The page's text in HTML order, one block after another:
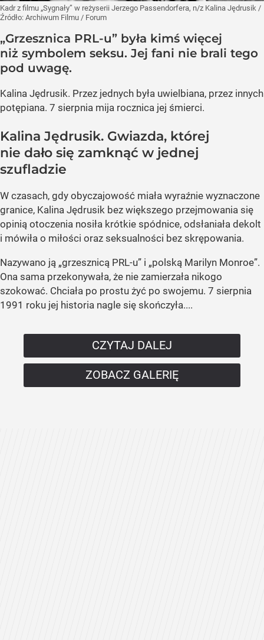
Kadr z filmu „Sygnały” w reżyserii Jerzego Passendorfera, n/z Kalina Jędrusik /
Źródło: Archiwum Filmu / Forum
„Grzesznica PRL-u” była kimś więcej
niż symbolem seksu. Jej fani nie brali tego
pod uwagę.
Kalina Jędrusik. Przez jednych była uwielbiana, przez innych
potępiana. 7 sierpnia mija rocznica jej śmierci.
Kalina Jędrusik. Gwiazda, której
nie dało się zamknąć w jednej
szufladzie
W czasach, gdy obyczajowość miała wyraźnie wyznaczone
granice, Kalina Jędrusik bez większego przejmowania się
opinią otoczenia nosiła krótkie spódnice, odsłaniała dekolt
i mówiła o miłości oraz seksualności bez skrępowania.
Nazywano ją „grzesznicą PRL-u” i „polską Marilyn Monroe”.
Ona sama przekonywała, że nie zamierzała nikogo
szokować. Chciała po prostu żyć po swojemu. 7 sierpnia
1991 roku jej historia nagle się skończyła....
CZYTAJ DALEJ
ZOBACZ GALERIĘ